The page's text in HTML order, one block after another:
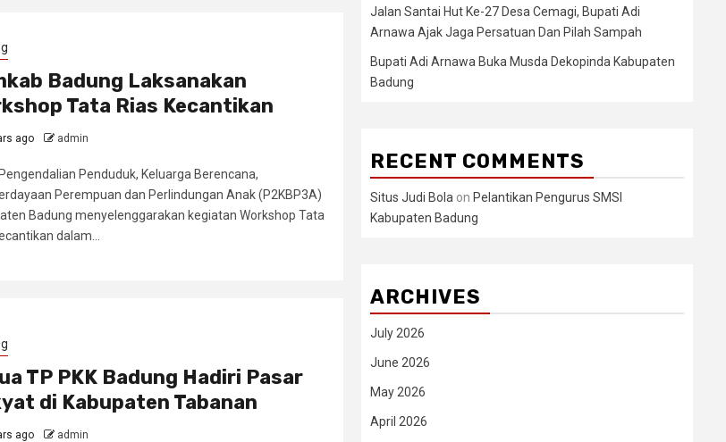
Badung Laksanakan
Tata Rias Kecantikan
ago admin
Penduduk, Keluarga Berencana,
Perempuan dan Perlindungan Anak (P2KBP3A)
Badung menyelenggarakan kegiatan Workshop Tata
dalam...
TP PKK Badung Hadiri Pasar
di Kabupaten Tabanan
ago admin
Jalan Santai Hut Ke-27 Desa Cemagi, Bupati Adi
Arnawa Ajak Jaga Persatuan Dan Pilah Sampah
Bupati Adi Arnawa Buka Musda Dekopinda Kabupaten
Badung
RECENT COMMENTS
Situs Judi Bola on Pelantikan Pengurus SMSI
Kabupaten Badung
ARCHIVES
July 2026
June 2026
May 2026
April 2026